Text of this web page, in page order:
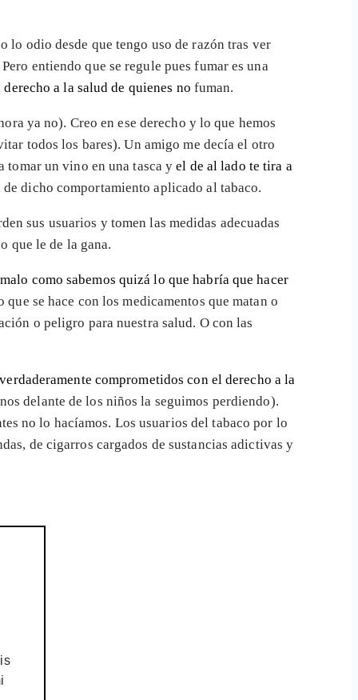
lo odio desde que tengo uso de razón tras ver
Pero entiendo que se regule pues fumar es una
derecho a la salud de quienes no fuman.
ya no). Creo en ese derecho y lo que hemos
todos los bares). Un amigo me decía el otro
tomar un vino en una tasca yel de al lado te tira a
dicho comportamiento aplicado al tabaco.
sus usuarios y tomen las medidas adecuadas
que le de la gana.
malo como sabemos quizá lo que habría que hacer
se hace con los medicamentos que matan o
o peligro para nuestra salud. O con las
comprometidos con el derecho a la
delante de los niños la seguimos perdiendo).
no lo hacíamos. Los usuarios del tabaco por lo
de cigarros cargados de sustancias adictivas y